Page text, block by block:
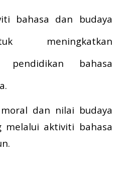
bahasa dan budaya
meningkatkan
pendidikan bahasa
dan nilai budaya
melalui aktiviti bahasa